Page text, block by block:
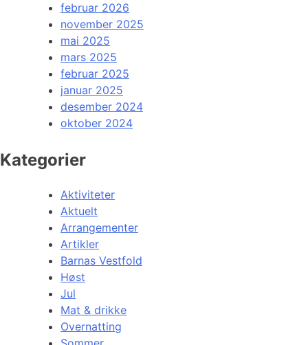
februar 2026
november 2025
mai 2025
mars 2025
februar 2025
januar 2025
desember 2024
oktober 2024
Kategorier
Aktiviteter
Aktuelt
Arrangementer
Artikler
Barnas Vestfold
Høst
Jul
Mat & drikke
Overnatting